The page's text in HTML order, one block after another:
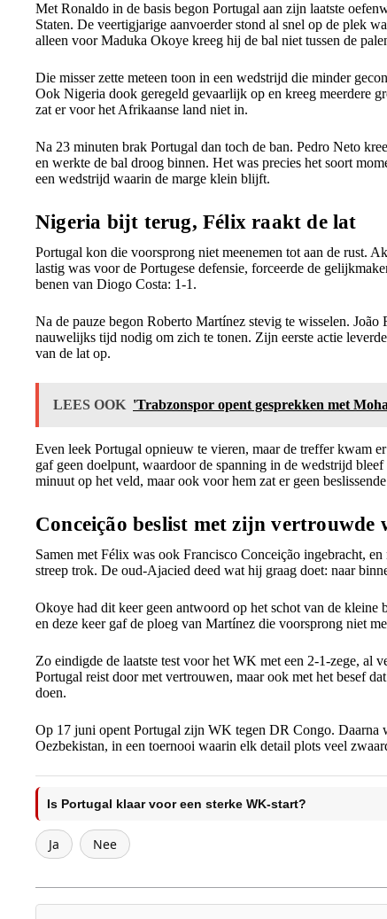
Met Ronaldo in de basis begon Portugal aan zijn laatste
Staten. De veertigjarige aanvoerder stond al snel op de plek
alleen voor Maduka Okoye kreeg hij de bal niet tussen de
Die misser zette meteen toon in een wedstrijd die minder
Ook Nigeria dook geregeld gevaarlijk op en kreeg meerdere
zat er voor het Afrikaanse land niet in.
Na 23 minuten brak Portugal dan toch de ban. Pedro Neto
en werkte de bal droog binnen. Het was precies het soort
een wedstrijd waarin de marge klein blijft.
Nigeria bijt terug, Félix raakt de lat
Portugal kon die voorsprong niet meenemen tot aan de rust.
lastig was voor de Portugese defensie, forceerde de
benen van Diogo Costa: 1-1.
Na de pauze begon Roberto Martínez stevig te wisselen.
nauwelijks tijd nodig om zich te tonen. Zijn eerste actie
van de lat op.
LEES OOK 'Trabzonspor opent gesprekken met
Even leek Portugal opnieuw te vieren, maar de treffer kwam
gaf geen doelpunt, waardoor de spanning in de wedstrijd
minuut op het veld, maar ook voor hem zat er geen
Conceição beslist met zijn vertrouwde
Samen met Félix was ook Francisco Conceição ingebracht,
streep trok. De oud-Ajacied deed wat hij graag doet: naar
Okoye had dit keer geen antwoord op het schot van de kleine
en deze keer gaf de ploeg van Martínez die voorsprong niet
Zo eindigde de laatste test voor het WK met een 2-1-zege, al
Portugal reist door met vertrouwen, maar ook met het besef
doen.
Op 17 juni opent Portugal zijn WK tegen DR Congo. Daarna
Oezbekistan, in een toernooi waarin elk detail plots veel
Is Portugal klaar voor een sterke WK-start?
Ja Nee